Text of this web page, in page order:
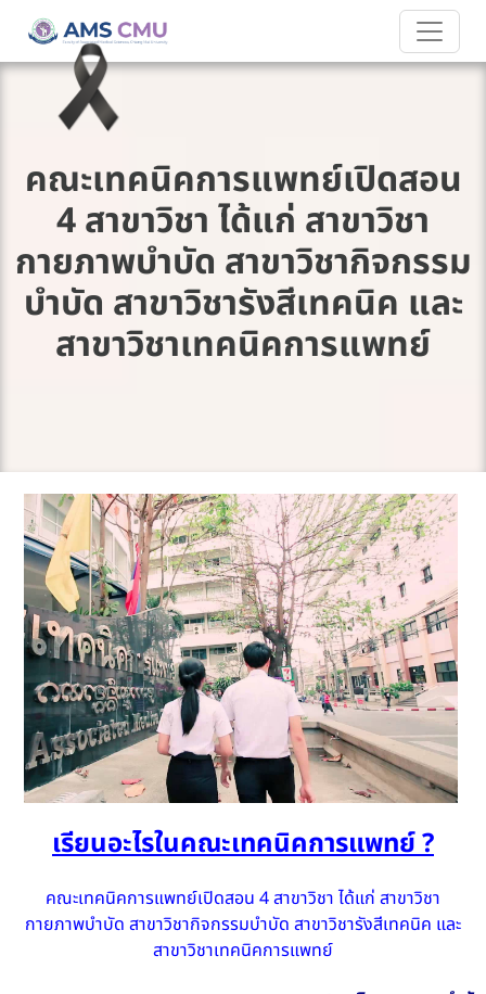
คณะเทคนิคการแพทย์เปิดสอน
4 สาขาวิชา ได้แก่ สาขาวิชา
กายภาพบำบัด สาขาวิชากิจกรรม
บำบัด สาขาวิชารังสีเทคนิค และ
สาขาวิชาเทคนิคการแพทย์
เรียนอะไรในคณะเทคนิคการแพทย์?
คณะเทคนิคการแพทย์เปิดสอน 4 สาขาวิชา ได้แก่ สาขาวิชา
กายภาพบำบัด สาขาวิชากิจกรรมบำบัด สาขาวิชารังสีเทคนิค และ
สาขาวิชาเทคนิคการแพทย์